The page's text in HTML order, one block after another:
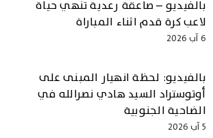
بالفيديو – صاعقة رعدية تنهي حياة
لاعب كرة قدم اثناء المباراة
6 آب 2026
بالفيديو: لحظة انهيار المبنى على
أوتوستراد السيد هادي نصرالله في
الضاحية الجنوبية
5 آب 2026